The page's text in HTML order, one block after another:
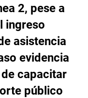
2, pese a
ingreso
asistencia
evidencia
capacitar
público